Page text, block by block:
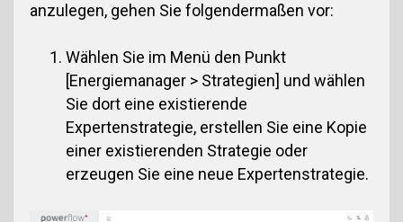
anzulegen, gehen Sie folgendermaßen vor:
Wählen Sie im Menü den Punkt
[Energiemanager > Strategien] und wählen
Sie dort eine existierende
Expertenstrategie, erstellen Sie eine Kopie
einer existierenden Strategie oder
erzeugen Sie eine neue Expertenstrategie.